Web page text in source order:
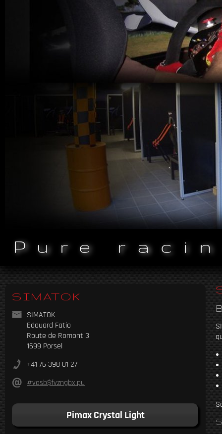
Pure
SIMATOK
SIMATOK
Edouard Fatio
Route de Romont 3
1699 Porsel
+41 76 398 01 27
#vasb$fvzngbx.pu
Pimax Crystal Light